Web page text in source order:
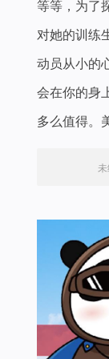
等等，为了
对她的训练
动员从小的
会在你的身
多么值得。